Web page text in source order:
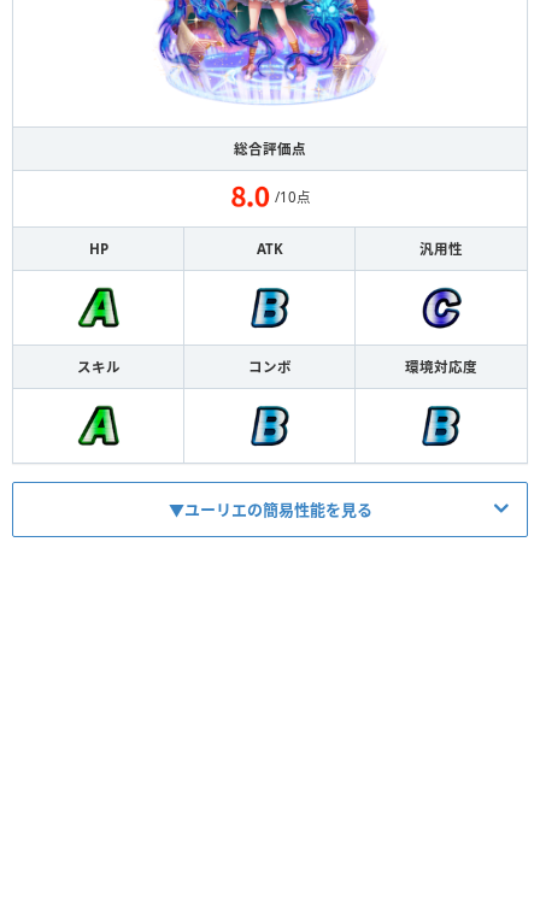
総合評価点
/10点
HP ATK 汎用性
スキル コンボ 環境対応度
▼ユーリエの簡易性能を見る